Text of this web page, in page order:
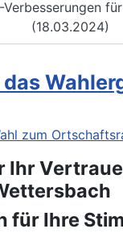
Verbesserungen
(18.03.2024)
zum
für Ihre